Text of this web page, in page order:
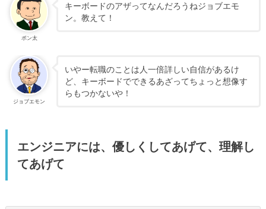
ポン太
キーボードのアザってなんだろうねジョブエモ
ン。教えて！
ジョブエモン
いやー転職のことは人一倍詳しい自信があるけ
ど、キーボードでできるあざってちょっと想像す
らもつかないや！
エンジニアには、優しくしてあげて、理解し
てあげて